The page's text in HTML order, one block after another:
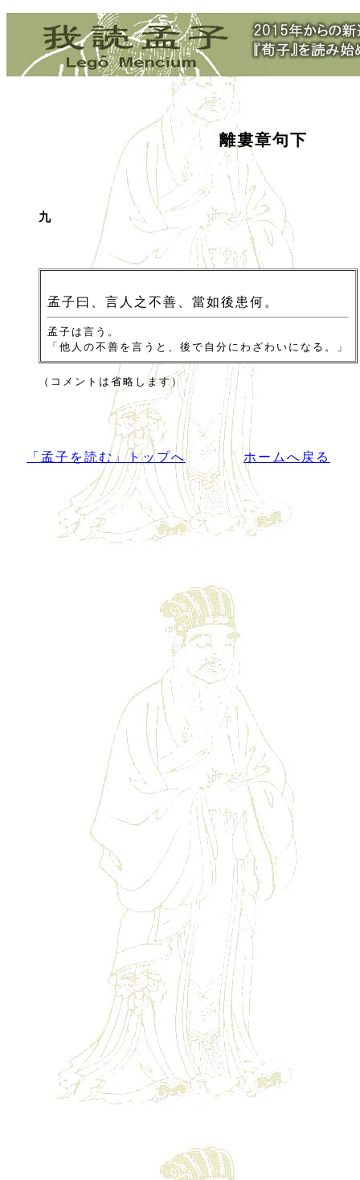
離婁章句下
九
孟子曰、言人之不善、當如後患何。
孟子は言う。
「他人の不善を言うと、後で自分にわざわいになる。」
（コメントは省略します）
「孟子を読む」トップへ ホームへ戻る